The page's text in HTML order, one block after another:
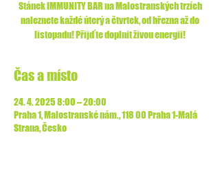
Stánek IMMUNITY BAR na Malostranských trzích
naleznete každé úterý a čtvrtek, od března až do
listopadu! Přijďte doplnit živou energii!
Čas a místo
24. 4. 2025 8:00 – 20:00
Praha 1, Malostranské nám., 118 00 Praha 1-Malá
Strana, Česko